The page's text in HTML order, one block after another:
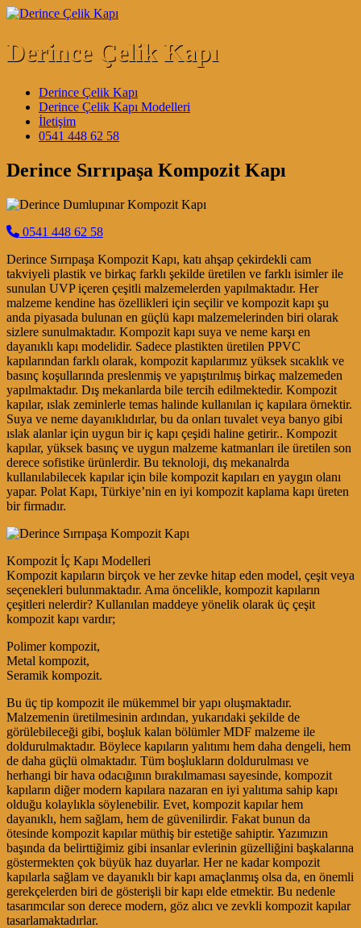
Skip to content
Derince Çelik Kapı
Main Navigation
Derince Çelik Kapı
Derince Çelik Kapı Modelleri
İletişim
0541 448 62 58
Derince Sırrıpaşa Kompozit Kapı
0541 448 62 58
Derince Sırrıpaşa Kompozit Kapı, katı ahşap çekirdekli cam
takviyeli plastik ve birkaç farklı şekilde üretilen ve farklı isimler ile
sunulan UVP içeren çeşitli malzemelerden yapılmaktadır. Her
malzeme kendine has özellikleri için seçilir ve kompozit kapı şu
anda piyasada bulunan en güçlü kapı malzemelerinden biri olarak
sizlere sunulmaktadır. Kompozit kapı suya ve neme karşı en
dayanıklı kapı modelidir. Sadece plastikten üretilen PPVC
kapılarından farklı olarak, kompozit kapılarımız yüksek sıcaklık ve
basınç koşullarında preslenmiş ve yapıştırılmış birkaç malzemeden
yapılmaktadır. Dış mekanlarda bile tercih edilmektedir. Kompozit
kapılar, ıslak zeminlerle temas halinde kullanılan iç kapılara örnektir.
Suya ve neme dayanıklıdırlar, bu da onları tuvalet veya banyo gibi
ıslak alanlar için uygun bir iç kapı çeşidi haline getirir.. Kompozit
kapılar, yüksek basınç ve uygun malzeme katmanları ile üretilen son
derece sofistike ürünlerdir. Bu teknoloji, dış mekanalrda
kullanılabilecek kapılar için bile kompozit kapıları en yaygın olanı
yapar. Polat Kapı, Türkiye’nin en iyi kompozit kaplama kapı üreten
bir firmadır.
Kompozit İç Kapı Modelleri
Kompozit kapıların birçok ve her zevke hitap eden model, çeşit veya
seçenekleri bulunmaktadır. Ama öncelikle, kompozit kapıların
çeşitleri nelerdir? Kullanılan maddeye yönelik olarak üç çeşit
kompozit kapı vardır;
Polimer kompozit,
Metal kompozit,
Seramik kompozit.
Bu üç tip kompozit ile mükemmel bir yapı oluşmaktadır.
Malzemenin üretilmesinin ardından, yukarıdaki şekilde de
görülebileceği gibi, boşluk kalan bölümler MDF malzeme ile
doldurulmaktadır. Böylece kapıların yalıtımı hem daha dengeli, hem
de daha güçlü olmaktadır. Tüm boşlukların doldurulması ve
herhangi bir hava odacığının bırakılmaması sayesinde, kompozit
kapıların diğer modern kapılara nazaran en iyi yalıtıma sahip kapı
olduğu kolaylıkla söylenebilir. Evet, kompozit kapılar hem
dayanıklı, hem sağlam, hem de güvenilirdir. Fakat bunun da
ötesinde kompozit kapılar müthiş bir estetiğe sahiptir. Yazımızın
başında da belirttiğimiz gibi insanlar evlerinin güzelliğini başkalarına
göstermekten çok büyük haz duyarlar. Her ne kadar kompozit
kapılarla sağlam ve dayanıklı bir kapı amaçlanmış olsa da, en önemli
gerekçelerden biri de gösterişli bir kapı elde etmektir. Bu nedenle
tasarımcılar son derece modern, göz alıcı ve zevkli kompozit kapılar
tasarlamaktadırlar.